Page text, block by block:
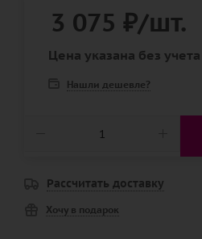
3 075 ₽/шт.
Цена указана без
Нашли дешевле?
Рассчитать доставку
Хочу в подарок